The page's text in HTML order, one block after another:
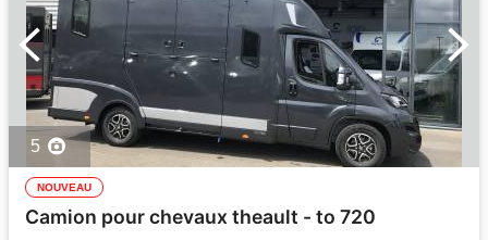
5
NOUVEAU
Camion pour chevaux theault - to 720